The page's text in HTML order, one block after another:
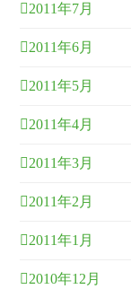
2011年7月
2011年6月
2011年5月
2011年4月
2011年3月
2011年2月
2011年1月
2010年12月